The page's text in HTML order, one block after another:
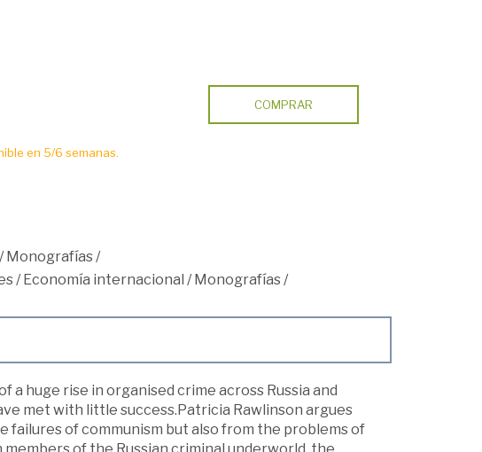
en 5/6 semanas.
COMPRAR
/Monografías/
/Economía internacional /Monografías/
huge rise in organised crime across Russia and
met with little success.Patricia Rawlinson argues
of communism but also from the problems of